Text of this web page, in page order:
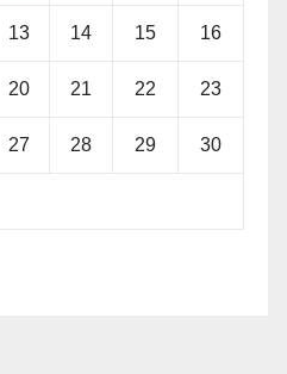
13 14 15 16
20 21 22 23
27 28 29 30